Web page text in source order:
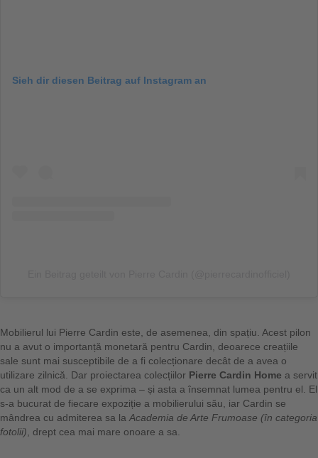
Sieh dir diesen Beitrag auf Instagram an
Mobilierul lui Pierre Cardin este, de asemenea, din spațiu. Acest pilon
nu a avut o importanță monetară pentru Cardin, deoarece creațiile
sale sunt mai susceptibile de a fi colecționare decât de a avea o
utilizare zilnică. Dar proiectarea colecțiilor Pierre Cardin Home a servit
ca un alt mod de a se exprima – și asta a însemnat lumea pentru el. El
s-a bucurat de fiecare expoziție a mobilierului său, iar Cardin se
mândrea cu admiterea sa laAcademia de Arte Frumoase (în categoria
fotolii), drept cea mai mare onoare a sa.